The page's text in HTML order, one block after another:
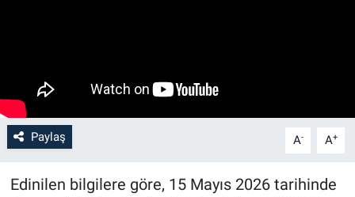
Paylaş A- A+
Edinilen bilgilere göre, 15 Mayıs 2026 tarihinde